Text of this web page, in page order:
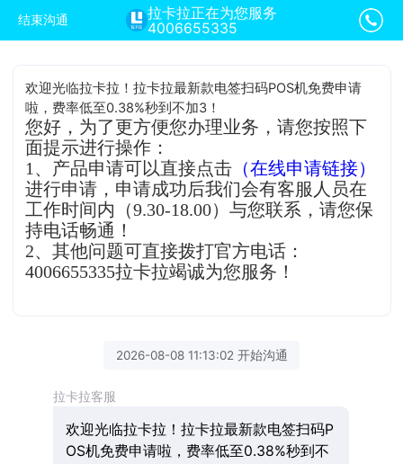
结束沟通
拉卡拉正在为您服务
4006655335
欢迎光临拉卡拉！拉卡拉最新款电签扫码POS机免费申请
啦，费率低至0.38%秒到不加3！
您好，为了更方便您办理业务，请您按照下
面提示进行操作：
1、产品申请可以直接点击 （在线申请链接）
进行申请，申请成功后我们会有客服人员在
工作时间内（9.30-18.00）与您联系，请您保
持电话畅通！
2、其他问题可直接拨打官方电话：
4006655335拉卡拉竭诚为您服务！
2026-08-08 11:13:02 开始沟通
拉卡拉客服
欢迎光临拉卡拉！拉卡拉最新款电签扫码P
OS机免费申请啦，费率低至0.38%秒到不